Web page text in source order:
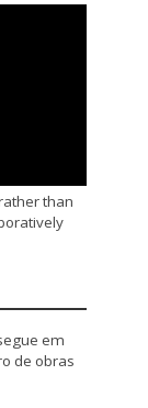
than
em
de obras